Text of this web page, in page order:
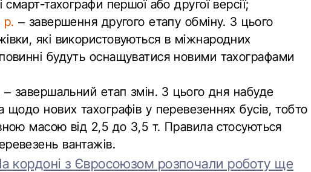
смарт-тахографи першої або другої версії;
р. – завершення другого етапу обміну. З цього
які використовуються в міжнародних
будуть оснащуватися новими тахографами
– завершальний етап змін. З цього дня набуде
щодо нових тахографів у перевезеннях бусів, тобто
масою від 2,5 до 3,5 т. Правила стосуються
вантажів.
кордоні з Євросоюзом розпочали роботу ще